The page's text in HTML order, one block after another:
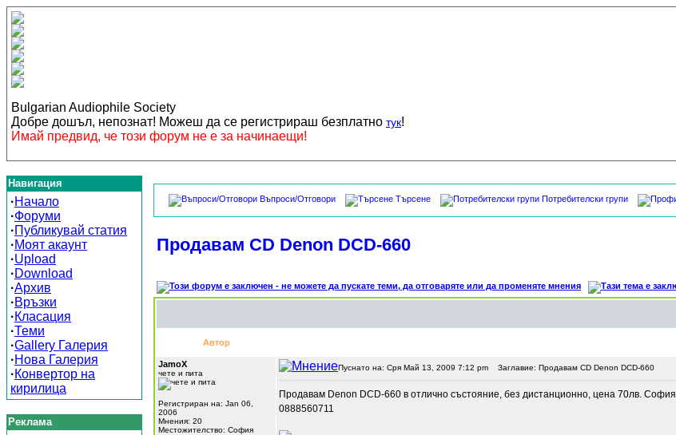
Bulgarian Audiophile Society
Добре дошъл, непознат! Можеш да се регистрираш безплатно тук!
Имай предвид, че този форум не е за начинаещи!
Навигация
·Начало
·Форуми
·Публикувай статия
·Моят акаунт
·Upload
·Download
·Архив
·Връзки
·Класация
·Теми
·Gallery Галерия
·Нова Галерия
·Конвертор на
кирилица
Реклама
Въпроси/Отговори Търсене Потребителски групи
Продавам CD Denon DCD-660
Автор
JamoX
чете и пита
Регистриран на: Jan 06,
2006
Мнения: 20
Местожителство: София
Пуснато на: Сря Май 13, 2009 7:12 pm Заглавие: Продавам CD Denon DCD-660
Продавам Denon DCD-660 в отлично състояние, без дистанционно, цена 70лв. София
0888560711